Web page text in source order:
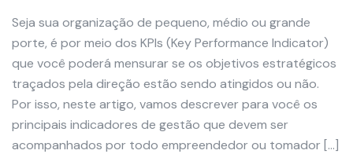
Seja sua organização de pequeno, médio ou grande
porte, é por meio dos KPIs (Key Performance Indicator)
que você poderá mensurar se os objetivos estratégicos
traçados pela direção estão sendo atingidos ou não.
Por isso, neste artigo, vamos descrever para você os
principais indicadores de gestão que devem ser
acompanhados por todo empreendedor ou tomador […]